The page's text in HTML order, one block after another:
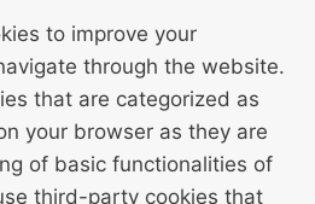
to improve your
through the website.
that are categorized as
your browser as they are
of basic functionalities of
third-party cookies that